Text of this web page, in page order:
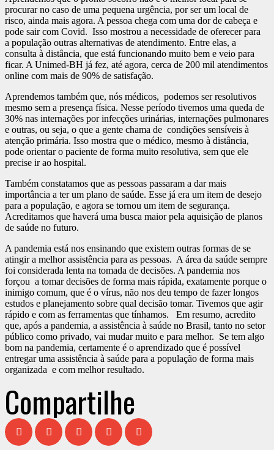
procurar no caso de uma pequena urgência, por ser um local de
risco, ainda mais agora. A pessoa chega com uma dor de cabeça e
pode sair com Covid. Isso mostrou a necessidade de oferecer para
a população outras alternativas de atendimento. Entre elas, a
consulta à distância, que está funcionando muito bem e veio para
ficar. A Unimed-BH já fez, até agora, cerca de 200 mil atendimentos
online com mais de 90% de satisfação.
Aprendemos também que, nós médicos, podemos ser resolutivos
mesmo sem a presença física. Nesse período tivemos uma queda de
30% nas internações por infecções urinárias, internações pulmonares
e outras, ou seja, o que a gente chama de condições sensíveis à
atenção primária. Isso mostra que o médico, mesmo à distância,
pode orientar o paciente de forma muito resolutiva, sem que ele
precise ir ao hospital.
Também constatamos que as pessoas passaram a dar mais
importância a ter um plano de saúde. Esse já era um item de desejo
para a população, e agora se tornou um item de segurança.
Acreditamos que haverá uma busca maior pela aquisição de planos
de saúde no futuro.
A pandemia está nos ensinando que existem outras formas de se
atingir a melhor assistência para as pessoas. A área da saúde sempre
foi considerada lenta na tomada de decisões. A pandemia nos
forçou a tomar decisões de forma mais rápida, exatamente porque o
inimigo comum, que é o vírus, não nos deu tempo de fazer longos
estudos e planejamento sobre qual decisão tomar. Tivemos que agir
rápido e com as ferramentas que tínhamos. Em resumo, acredito
que, após a pandemia, a assistência à saúde no Brasil, tanto no setor
público como privado, vai mudar muito e para melhor. Se tem algo
bom na pandemia, certamente é o aprendizado que é possível
entregar uma assistência à saúde para a população de forma mais
organizada e com melhor resultado.
Compartilhe